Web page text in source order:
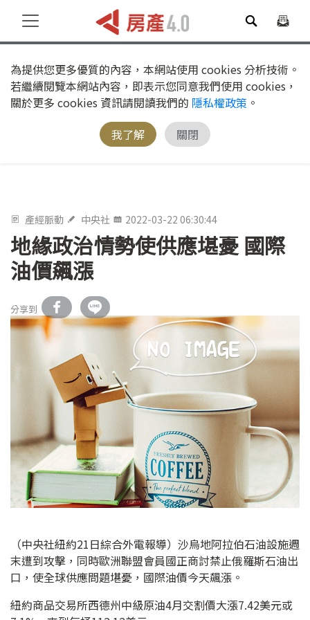
為提供您更多優質的內容，本網站使用 cookies 分析技術。
若繼續閱覽本網站內容，即表示您同意我們使用 cookies，
關於更多 cookies 資訊請閱讀我們的 隱私權政策 。
我了解
關閉
產經脈動 中央社 2022-03-22 06:30:44
地緣政治情勢使供應堪憂 國際
油價飆漲
分享到
（中央社紐約21日綜合外電報導）沙烏地阿拉伯石油設施週
末遭到攻擊，同時歐洲聯盟會員國正商討禁止俄羅斯石油出
口，使全球供應問題堪憂，國際油價今天飆漲。
紐約商品交易所西德州中級原油4月交割價大漲7.42美元或